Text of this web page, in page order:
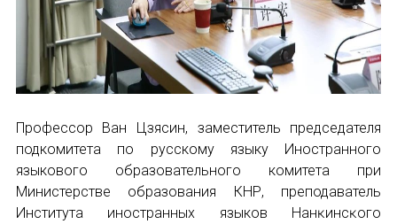
Профессор Ван Цзясин, заместитель председателя
подкомитета по русскому языку Иностранного
языкового образовательного комитета при
Министерстве образования КНР, преподаватель
Института иностранных языков Нанĸинсĸого